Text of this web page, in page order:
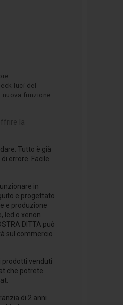
luci del
funzione
la
Tutto è già
errore. Facile
in
e progettato
e produzione
led o xenon
DITTA può
sul commercio
prodotti venduti
che potrete
di 2 anni